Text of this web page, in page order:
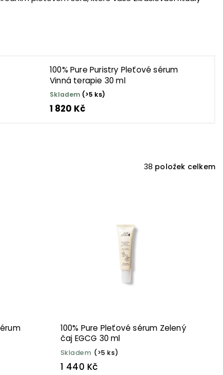
100% Pure Puristry Pleťové sérum
Vinná terapie 30 ml
Skladem (>5 ks)
1 820 Kč
38 položek celkem
100% Pure Pleťové sérum Zelený
čaj EGCG 30 ml
Skladem (>5 ks)
1 440 Kč